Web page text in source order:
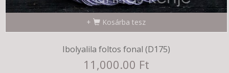
Kosárba tesz
Ibolyalila foltos fonal (D175)
11,000.00 Ft